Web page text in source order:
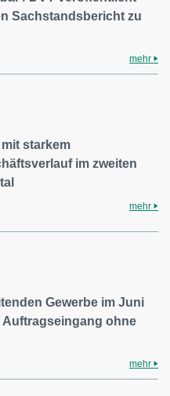
Sachstandsbericht zu
mehr
mit starkem
im zweiten
mehr
Gewerbe im Juni
Auftragseingang ohne
mehr